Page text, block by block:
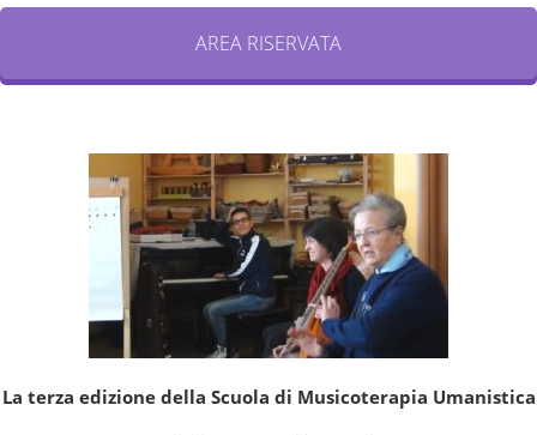
AREA RISERVATA
La terza edizione della Scuola di Musicoterapia Umanistica